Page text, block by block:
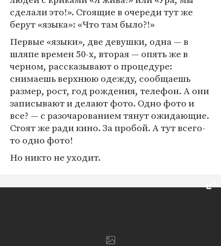
сделали это!». Стоящие в очереди тут же
берут «языка»: «Что там было?!»
Первые «языки», две девушки, одна — в
шляпе времен 50-х, вторая — опять же в
черном, рассказывают о процедуре:
снимаешь верхнюю одежду, сообщаешь
размер, рост, год рождения, телефон. А они
записывают и делают фото. Одно фото и
все? — с разочарованием тянут ожидающие.
Стоят же ради кино. За пробой. А тут всего-
то одно фото!
Но никто не уходит.